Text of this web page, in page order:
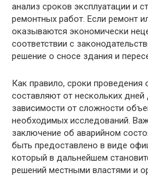
анализ сроков эксплуатации и
ремонтных работ. Если ремонт
оказываются экономически
соответствии с
решение о сносе здания и
Как правило, сроки проведения
составляют от нескольких
зависимости от сложности
необходимых исследований.
заключение об аварийном
быть предоставлено в виде
который в дальнейшем
решений местными властями и